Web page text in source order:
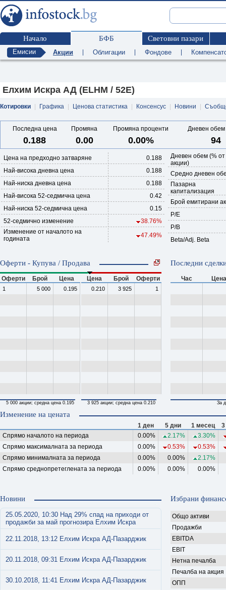
Начало БФБ Световни пазари
Емисии Акции Облигации Фондове
Елхим Искра АД (ELHM / 52E)
Котировки Графика Ценова статистика Консенсус Новини
Последна цена Промяна Промяна проценти Дневен обем
0.188 0.00 0.00% 94
Дневен обем (% от
акции)
Средно дневен
Пазарна
капитализация
Брой емитирани
P/E
P/B
Beta/Adj. Beta
Цена на предходно затваряне
0.188
Най-висока дневна цена
0.188
Най-ниска дневна цена
0.188
Най-висока 52-седмична цена
0.42
Най-ниска 52-седмична цена
0.15
52-седмично изменение
38.76%
Изменение от началото на
годината
47.49%
Оферти - Купува / Продава
Оферти Брой Цена
1 5 000 0.195
5 000 акции; средна цена 0.195
Цена Брой Оферти
0.210 3 925 1
3 925 акции; средна цена 0.210
Последни
Час Цена
За
Изменение на цената
1 ден 5 дни 1 месец
Спрямо началото на периода
0.00% 2.17%
3.30%
Спрямо максималната за периода
0.00% 0.53%
0.53%
Спрямо минималната за периода
0.00% 0.00%
2.17%
Спрямо среднопретеглената за периода
0.00% 0.00% 0.00%
Новини
25.05.2020, 10:30 Над 29% спад на приходи от
продажби за май прогнозира Елхим Искра
22.11.2018, 13:12 Елхим Искра АД-Пазарджик
20.11.2018, 09:31 Елхим Искра АД-Пазарджик
30.10.2018, 11:41 Елхим Искра АД-Пазарджик
Избрани
Общо активи
Продажби
EBITDA
EBIT
Нетна печалба
Печалба на акция
ОПП